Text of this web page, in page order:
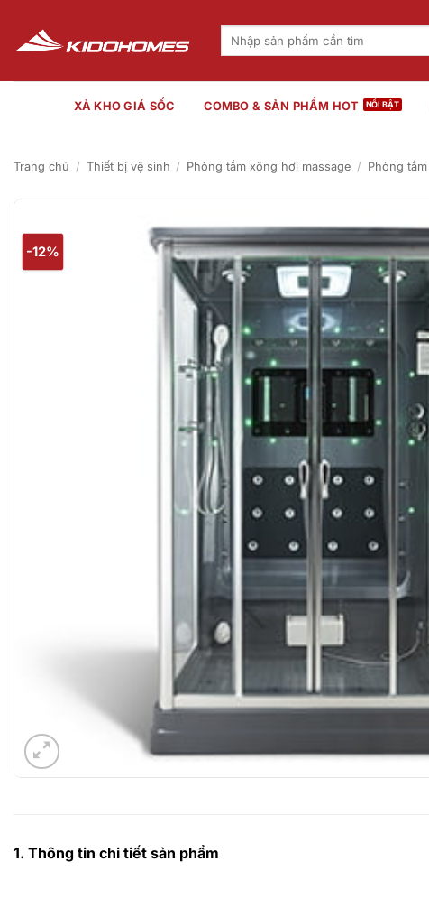
nội
dung
Tìm
XẢ KHO GIÁ SỐC COMBO & SẢN PHẨM HOT
Trang chủ / Thiết bị vệ sinh / Phòng tắm xông hơi massage / Phòng
-12%
1. Thông tin chi tiết sản phẩm